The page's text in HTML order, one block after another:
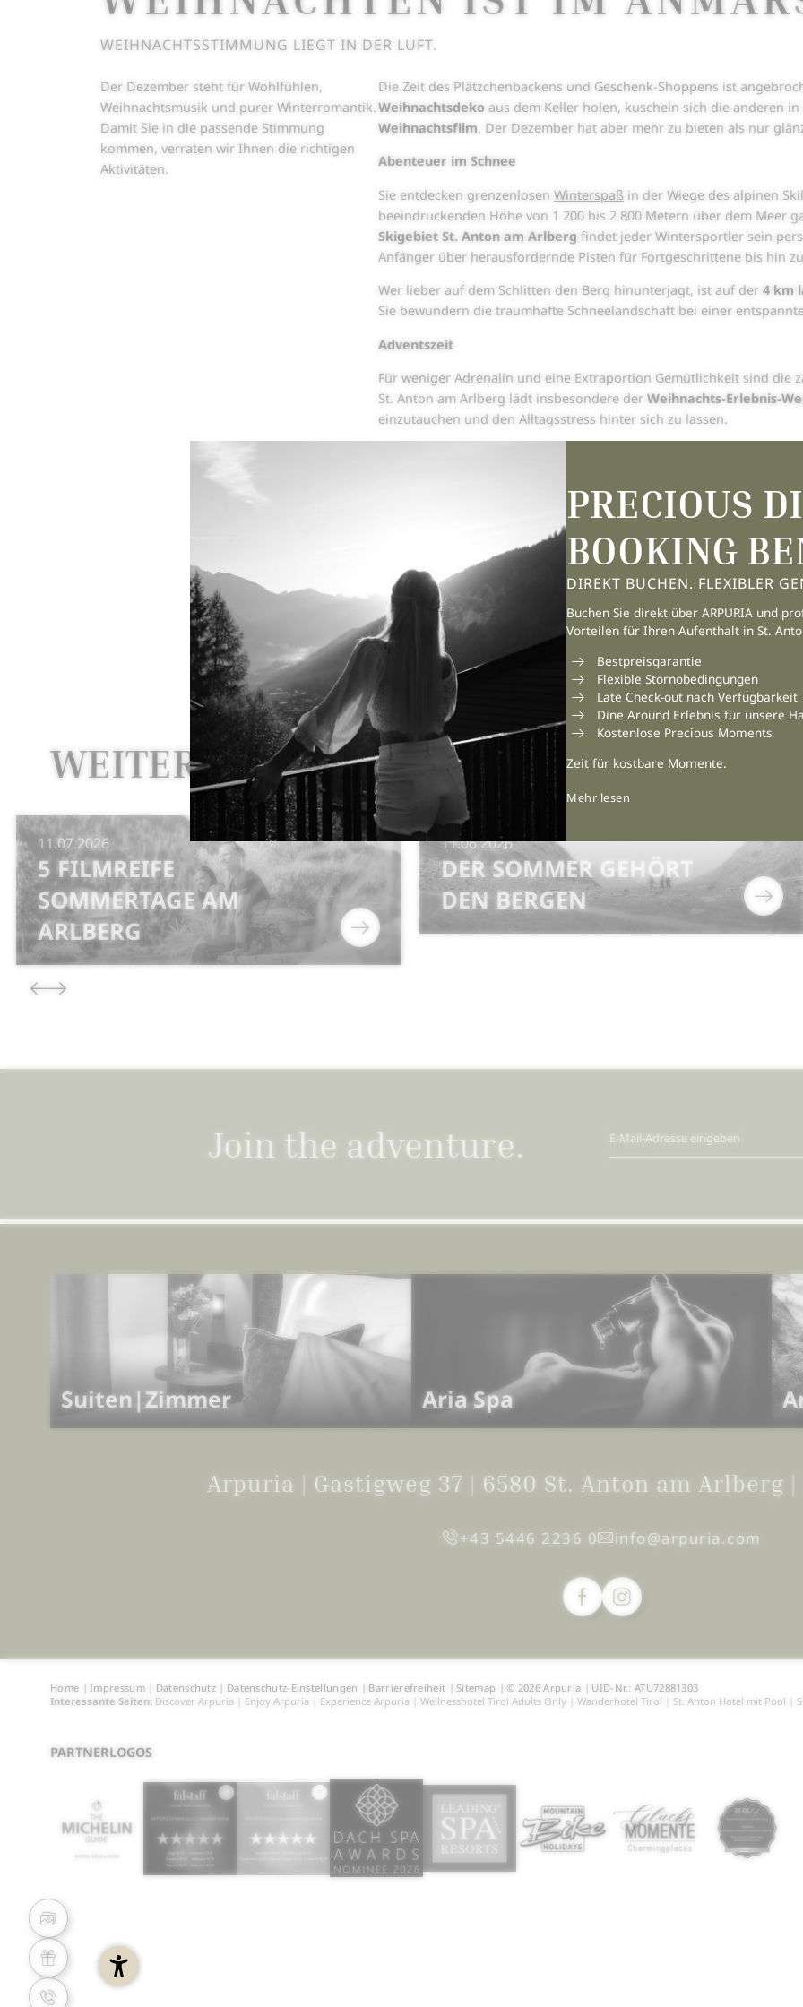
WEIHNACHTSSTIMMUNG LIEGT IN DER LUFT.
Der Dezember steht für Wohlfühlen,
Weihnachtsmusik und purer Winterromantik.
Damit Sie in die passende Stimmung
kommen, verraten wir Ihnen die richtigen
Aktivitäten.
Die Zeit des Plätzchenbackens und Geschenk-Shoppens ist
Weihnachtsdekoaus dem Keller holen, kuscheln sich die anderen
Weihnachtsfilm. Der Dezember hat aber mehr zu bieten als nur
Abenteuer im Schnee
Sie entdecken grenzenlosen Winterspaßin der Wiege des alpinen
beeindruckenden Höhe von 1 200 bis 2 800 Metern über dem Meer
Skigebiet St. Anton am Arlberg findet jeder Wintersportler sein
Anfänger über herausfordernde Pisten für Fortgeschrittene bis hin
Wer lieber auf dem Schlitten den Berg hinunterjagt, ist auf der 4 km
Sie bewundern die traumhafte Schneelandschaft bei einer
Adventszeit
Für weniger Adrenalin und eine Extraportion Gemütlichkeit sind die
St. Anton am Arlberg lädt insbesondere der Weihnachts-Erlebnis-
einzutauchen und den Alltagsstress hinter sich zu lassen.
Der Ferienpark beim Museum verwandelt sich zur Adventszeit in
zum Stöbern und Staunen einlädt.
Für die kleinen Besucher steht genauso alles bereit: In der
ist ebenfalls von mit der Partie. Die Erwachsenen halten
sich an den gemütlichen Feuerstellen wärmen.
Der Advent am Arlberg lädt ein, wundervolle Tage im
die Romantik auf dem
Weihnachtsmarktzu erleben.
WEITERE NEWS
11.07.2026
5 FILMREIFE
SOMMERTAGE AM
ARLBERG
11.06.2026
DER SOMMER GEHÖRT
DEN BERGEN
Join the adventure. E-Mail-Adresse eingeben
Suiten|Zimmer Aria Spa
Arpuria | Gastigweg 37 | 6580 St. Anton am Arlberg |
+43 5446 2236 0 info@arpuria.com
Home | Impressum | Datenschutz | Datenschutz-Einstellungen | Barrierefreiheit | Sitemap | © 2026 Arpuria | UID-Nr.: ATU72881303
Interessante Seiten: Discover Arpuria | Enjoy Arpuria | Experience Arpuria | Wellnesshotel Tirol Adults Only | Wanderhotel Tirol | St. Anton Hotel mit Pool |
PARTNERLOGOS
PRECIOUS
BOOKING
DIREKT BUCHEN. FLEXIBLER
Buchen Sie direkt über ARPURIA und
Vorteilen für Ihren Aufenthalt in St.
Bestpreisgarantie
Flexible Stornobedingungen
Late Check-out nach Verfügbarkeit
Dine Around Erlebnis für unsere
Kostenlose Precious Moments
Zeit für kostbare Momente.
Mehr lesen